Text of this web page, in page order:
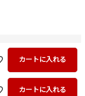
カートに入れる
カートに入れる